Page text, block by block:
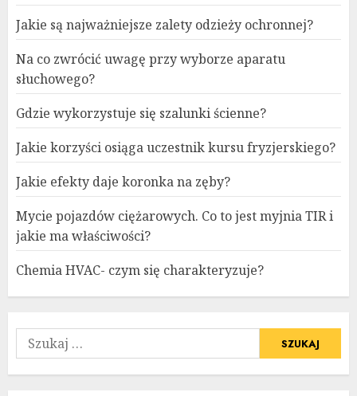
Jakie są najważniejsze zalety odzieży ochronnej?
Na co zwrócić uwagę przy wyborze aparatu
słuchowego?
Gdzie wykorzystuje się szalunki ścienne?
Jakie korzyści osiąga uczestnik kursu fryzjerskiego?
Jakie efekty daje koronka na zęby?
Mycie pojazdów ciężarowych. Co to jest myjnia TIR i
jakie ma właściwości?
Chemia HVAC- czym się charakteryzuje?
Szukaj: